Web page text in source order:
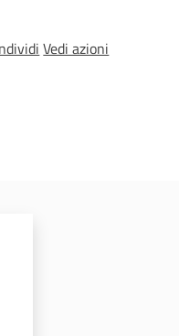
Vedi azioni